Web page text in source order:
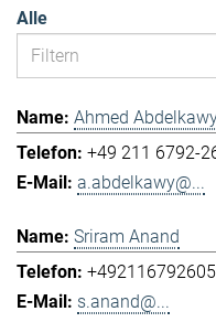
Alle
Ahmed
+49 211 6792-
a.abdelkawy@...
Sriram Anand
+492116792605
s.anand@...